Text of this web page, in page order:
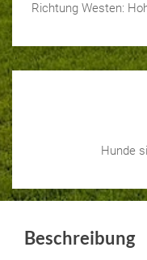
Richtung Westen:
Hunde
Beschreibung